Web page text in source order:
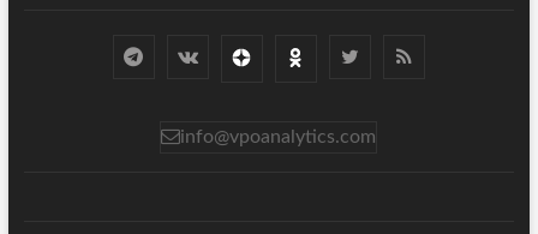
info@vpoanalytics.com